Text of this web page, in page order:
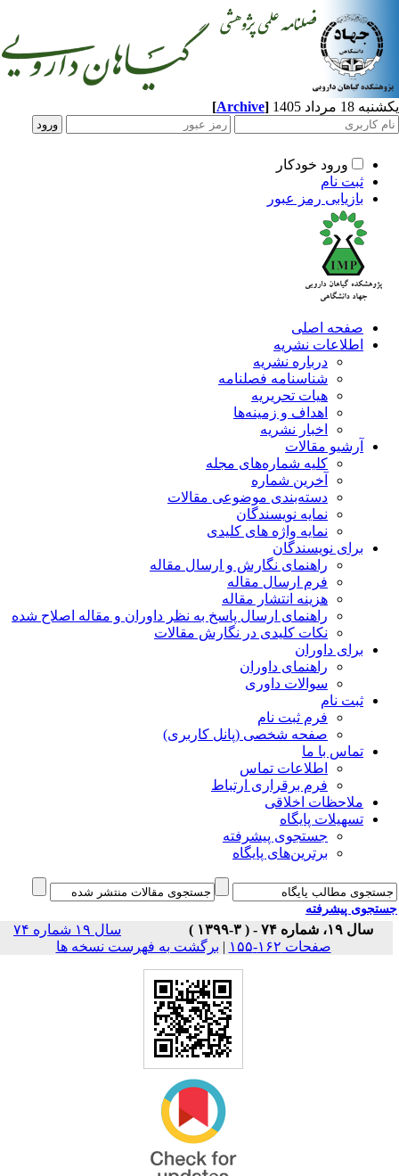
1405
[Archive]
ورود خودکار
ثبت نام
بازیابی رمز عبور
صفحه اصلی
اطلاعات نشریه
درباره نشریه
شناسنامه فصلنامه
هیات تحریریه
اهداف و زمینه‌ها
اخبار نشریه
آرشیو مقالات
کلیه شماره‌های مجله
آخرین شماره
دسته‌بندی موضوعی مقالات
نمایه نویسندگان
نمایه واژه های کلیدی
برای نویسندگان
راهنمای نگارش و ارسال مقاله
فرم ارسال مقاله
هزینه انتشار مقاله
راهنمای ارسال پاسخ به نظر داوران و مقاله اصلاح شده
نکات کلیدی در نگارش مقالات
برای داوران
راهنمای داوران
سوالات داوری
ثبت نام
فرم ثبت نام
صفحه شخصی (پانل کاربری)
تماس با ما
اطلاعات تماس
فرم برقراری ارتباط
ملاحظات اخلاقی
تسهیلات پایگاه
جستجوی پیشرفته
برترین‌های پایگاه
پیشرفته
سال ۱۹، شماره ۷۴ - ( ۳-۱۳۹۹ )
سال ۱۹ شماره ۷۴
صفحات ۱۶۲-۱۵۵
|برگشت به فهرست نسخه ها